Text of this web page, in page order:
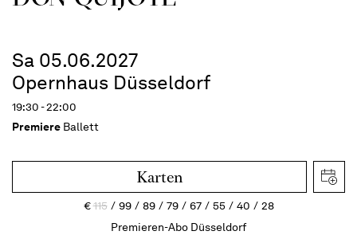
Sa 05.06.2027
Opernhaus Düsseldorf
19:30 - 22:00
Premiere Ballett
Karten
€115 99 89 79 67 55 40
28
Premieren-Abo Düsseldorf